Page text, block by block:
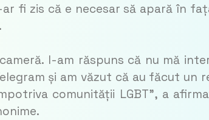
fi zis că e necesar să apară în
I-am răspuns că nu mă
și am văzut că au făcut un
comunității LGBT”, a